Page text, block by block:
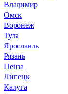
Владимир
Омск
Воронеж
Тула
Ярославль
Рязань
Пенза
Липецк
Калуга